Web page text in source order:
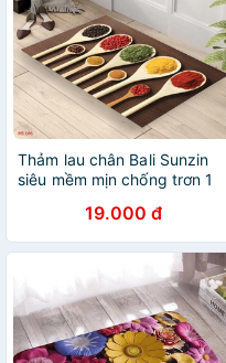
Thảm lau chân Bali Sunzin
siêu mềm mịn chống trơn 1
nhật mẫu thảm lau chân mới
nhất
19.000 đ